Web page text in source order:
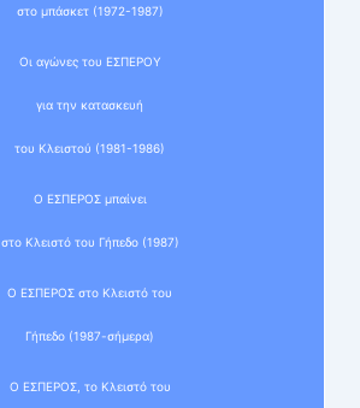
στο μπάσκετ (1972-1987)
Οι αγώνες του ΕΣΠΕΡΟΥ
για την κατασκευή
του Κλειστού (1981-1986)
Ο ΕΣΠΕΡΟΣ μπαίνει
στο Κλειστό του Γήπεδο (1987)
Ο ΕΣΠΕΡΟΣ στο Κλειστό του
Γήπεδο (1987-σήμερα)
Ο ΕΣΠΕΡΟΣ, το Κλειστό του